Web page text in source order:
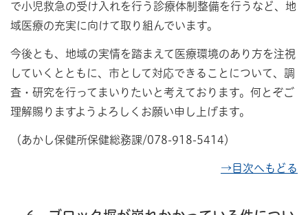
で小児救急の受け入れを行う診療体制整備を行うなど、地
域医療の充実に向けて取り組んでいます。
今後とも、地域の実情を踏まえて医療環境のあり方を注視
していくとともに、市として対応できることについて、調
査・研究を行ってまいりたいと考えております。何とぞご
理解賜りますようよろしくお願い申し上げます。
（あかし保健所保健総務課/078-918-5414）
→目次へもどる